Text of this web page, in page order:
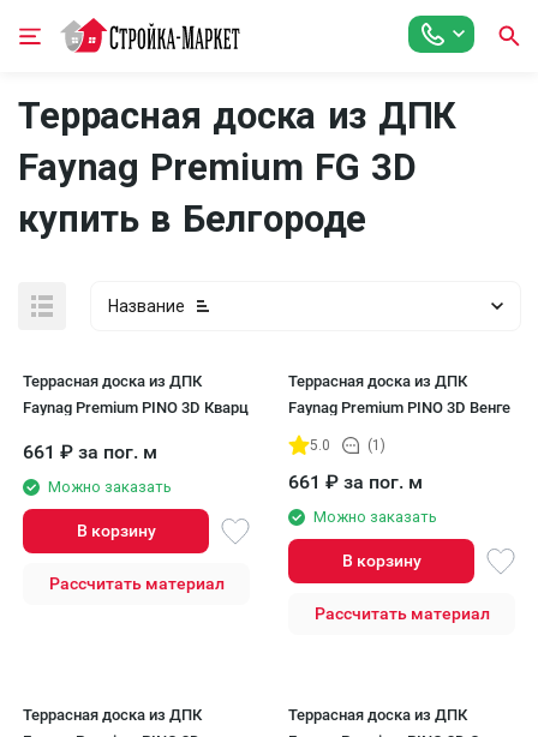
Террасная доска из ДПК
Faynag Premium FG 3D
купить в Белгороде
Название
Террасная доска из ДПК
Faynag Premium PINO 3D Кварц
661 ₽ за пог. м
Можно заказать
В корзину
Рассчитать материал
Террасная доска из ДПК
Faynag Premium PINO 3D Венге
5.0 (1)
661 ₽ за пог. м
Можно заказать
В корзину
Рассчитать материал
Террасная доска из ДПК
Террасная доска из ДПК